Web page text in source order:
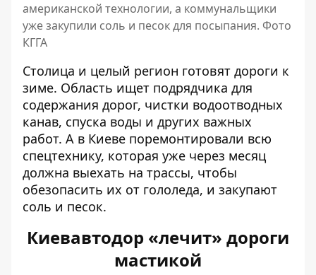
американской технологии, а коммунальщики
уже закупили соль и песок для посыпания. Фото
КГГА
Столица и целый регион готовят дороги к
зиме. Область ищет подрядчика для
содержания дорог, чистки водоотводных
канав, спуска воды и других важных
работ. А в Киеве поремонтировали всю
спецтехнику, которая уже через месяц
должна выехать на трассы, чтобы
обезопасить их от гололеда, и закупают
соль и песок.
Киевавтодор «лечит» дороги
мастикой